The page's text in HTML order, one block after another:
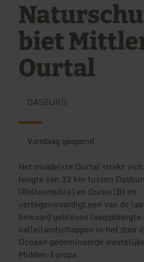
biet
Ourtal
DASBURG
Vandaag geopend
Het middelste Ourtal strekt
lengte van 12 km tussen
(Rellesmühle) en Ouren (B) en
vertegenwoordigt een van de
bewaard gebleven laaggebergte-
valleilandschappen in het door
Oceaan gedomineerde
Midden-Europa.